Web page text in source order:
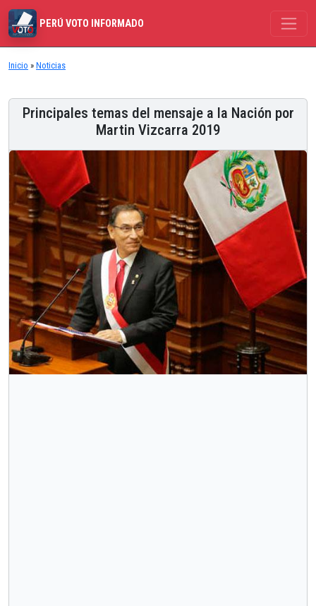
PERÚ VOTO INFORMADO
Inicio » Noticias
Principales temas del mensaje a la Nación por
Martin Vizcarra 2019